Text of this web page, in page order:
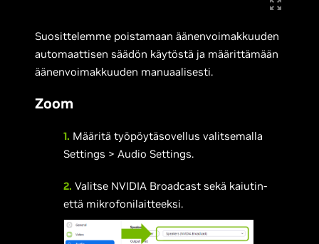
Suosittelemme poistamaan äänenvoimakkuuden
automaattisen säädön käytöstä ja määrittämään
äänenvoimakkuuden manuaalisesti.
Zoom
1. Määritä työpöytäsovellus valitsemalla
Settings > Audio Settings.
2.Valitse NVIDIA Broadcast sekä kaiutin-
että mikrofonilaitteeksi.